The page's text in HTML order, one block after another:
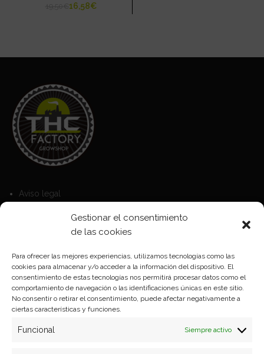
Gestionar el consentimiento
de las cookies
Para ofrecer las mejores experiencias, utilizamos tecnologías como las
cookies para almacenar y/o acceder a la información del dispositivo. El
consentimiento de estas tecnologías nos permitirá procesar datos como el
comportamiento de navegación o las identificaciones únicas en este sitio.
No consentir o retirar el consentimiento, puede afectar negativamente a
ciertas características y funciones.
Funcional Siempre activo
16,58€
Aviso legal
Política de Cookies
Política de privacidad
Formas de pago
Plazos y condiciones de envio
Politica de devoluciones